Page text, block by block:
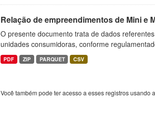
Relação de empreendimentos de Mini e
O presente documento trata de dados
unidades consumidoras, conforme
PDF ZIP PARQUET CSV
Você também pode ter acesso a esses registros usando a